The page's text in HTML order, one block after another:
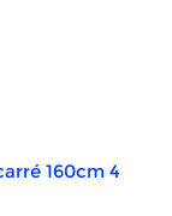
160cm 4